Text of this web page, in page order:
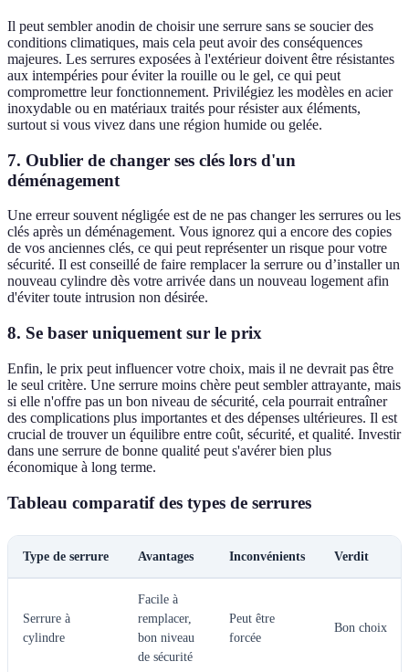
Il peut sembler anodin de choisir une serrure sans se soucier des
conditions climatiques, mais cela peut avoir des conséquences
majeures. Les serrures exposées à l'extérieur doivent être résistantes
aux intempéries pour éviter la rouille ou le gel, ce qui peut
compromettre leur fonctionnement. Privilégiez les modèles en acier
inoxydable ou en matériaux traités pour résister aux éléments,
surtout si vous vivez dans une région humide ou gelée.
7. Oublier de changer ses clés lors d'un
déménagement
Une erreur souvent négligée est de ne pas changer les serrures ou les
clés après un déménagement. Vous ignorez qui a encore des copies
de vos anciennes clés, ce qui peut représenter un risque pour votre
sécurité. Il est conseillé de faire remplacer la serrure ou d’installer un
nouveau cylindre dès votre arrivée dans un nouveau logement afin
d'éviter toute intrusion non désirée.
8. Se baser uniquement sur le prix
Enfin, le prix peut influencer votre choix, mais il ne devrait pas être
le seul critère. Une serrure moins chère peut sembler attrayante, mais
si elle n'offre pas un bon niveau de sécurité, cela pourrait entraîner
des complications plus importantes et des dépenses ultérieures. Il est
crucial de trouver un équilibre entre coût, sécurité, et qualité. Investir
dans une serrure de bonne qualité peut s'avérer bien plus
économique à long terme.
Tableau comparatif des types de serrures
Type de serrure Avantages Inconvénients Verdit
Serrure à
cylindre
Facile à
remplacer,
bon niveau
de sécurité
Peut être
forcée
Bon choix